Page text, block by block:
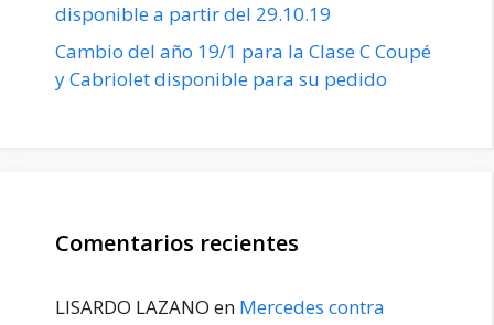
disponible a partir del 29.10.19
Cambio del año 19/1 para la Clase C Coupé
y Cabriolet disponible para su pedido
Comentarios recientes
LISARDO LAZANO en Mercedes contra